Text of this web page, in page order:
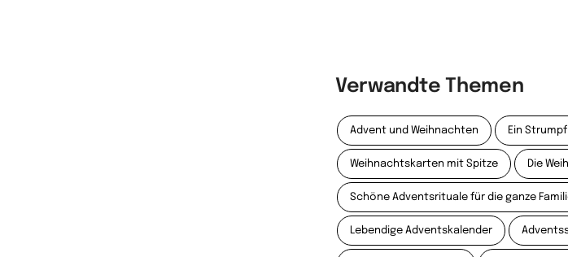
Verwandte Themen
Advent und Weihnachten Ein
Weihnachtskarten mit Spitze Die
Schöne Adventsrituale für die ganze
Lebendige Adventskalender